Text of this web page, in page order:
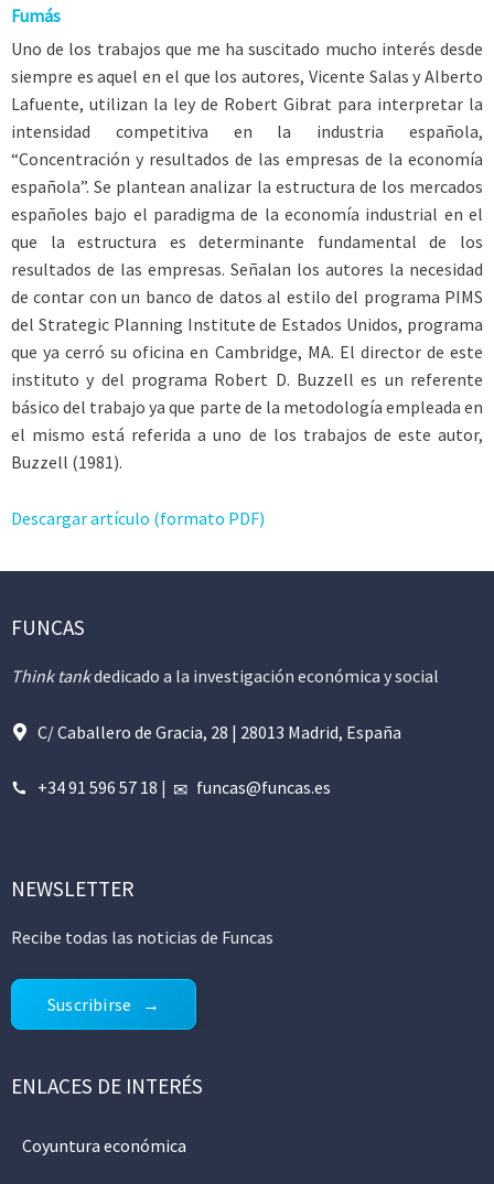
Fumás
Uno de los trabajos que me ha suscitado mucho interés desde
siempre es aquel en el que los autores, Vicente Salas y Alberto
Lafuente, utilizan la ley de Robert Gibrat para interpretar la
intensidad competitiva en la industria española,
“Concentración y resultados de las empresas de la economía
española”. Se plantean analizar la estructura de los mercados
españoles bajo el paradigma de la economía industrial en el
que la estructura es determinante fundamental de los
resultados de las empresas. Señalan los autores la necesidad
de contar con un banco de datos al estilo del programa PIMS
del Strategic Planning Institute de Estados Unidos, programa
que ya cerró su oficina en Cambridge, MA. El director de este
instituto y del programa Robert D. Buzzell es un referente
básico del trabajo ya que parte de la metodología empleada en
el mismo está referida a uno de los trabajos de este autor,
Buzzell (1981).
Descargar artículo (formato PDF)
FUNCAS
Think tankdedicado a la investigación económica y social
C/ Caballero de Gracia, 28 | 28013 Madrid, España
+34 91 596 57 18 | funcas@funcas.es
NEWSLETTER
Recibe todas las noticias de Funcas
Suscribirse
ENLACES DE INTERÉS
Coyuntura económica